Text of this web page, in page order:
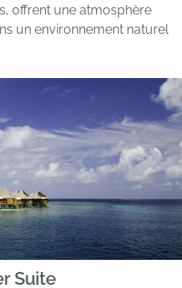
offrent une atmosphère
un environnement naturel
Suite